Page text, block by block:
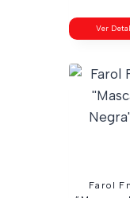
Ver
Farol